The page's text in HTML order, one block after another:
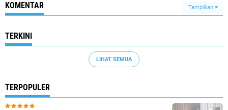
KOMENTAR Tampilkan
TERKINI
LIHAT SEMUA
TERPOPULER